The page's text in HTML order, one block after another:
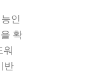
인
확
워
반